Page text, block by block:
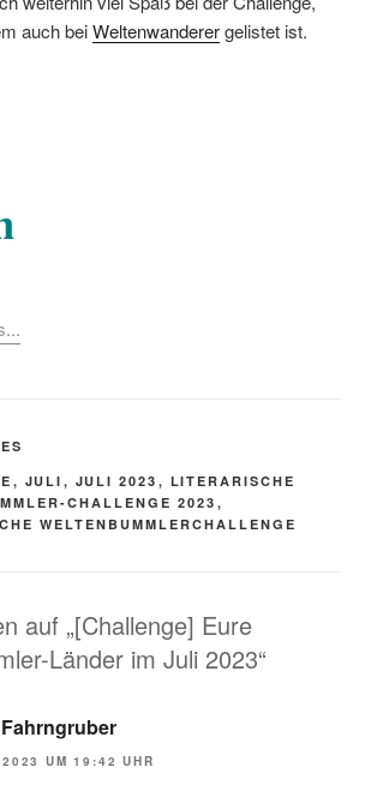
auch beiWeltenwanderergelistet ist.
, JULI , JULI 2023 , LITERARISCHE
CHALLENGE 2023 ,
WELTENBUMMLERCHALLENGE
auf „[Challenge] Eure
Länder im Juli 2023“
UM 19:42 UHR